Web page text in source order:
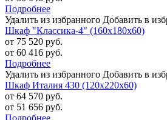
Подробнее
Удалить из избранного Добавить в
Шкаф "Классика-4" (160х180х60)
от 75 520 руб.
от 60 416 руб.
Подробнее
Удалить из избранного Добавить в
Шкаф Италия 430 (120х220х60)
от 64 570 руб.
от 51 656 руб.